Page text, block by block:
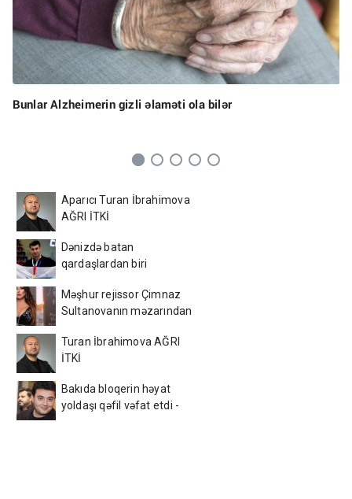
Bunlar Alzheimerin gizli əlaməti ola bilər
Aparıcı Turan İbrahimova
AĞRI İTKİ
Dənizdə batan
qardaşlardan biri
imiş
Məşhur rejissor Çimnaz
Sultanovanın məzarından
Turan İbrahimova AĞRI
İTKİ
Bakıda bloqerin həyat
yoldaşı qəfil vəfat etdi -